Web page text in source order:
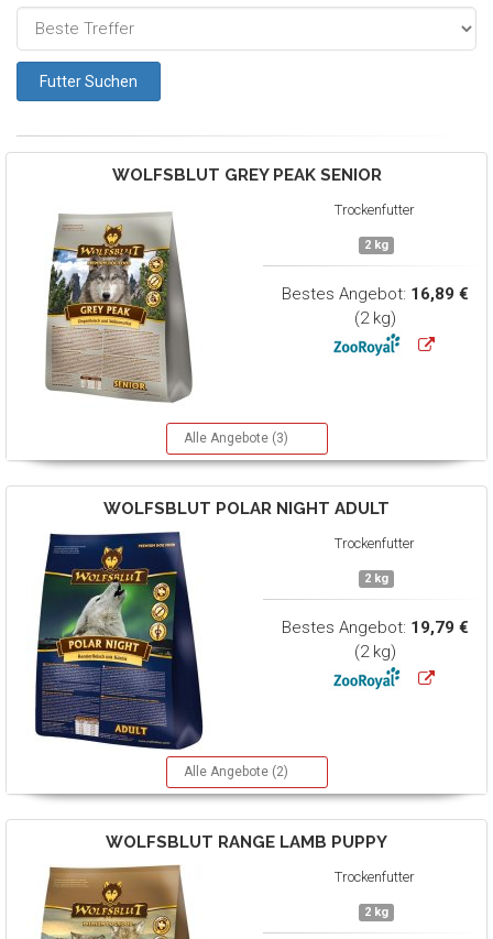
WOLFSBLUT GREY PEAK SENIOR
Trockenfutter
2 kg
Bestes Angebot: 16,89 €
(2 kg)
Alle Angebote (3)
WOLFSBLUT POLAR NIGHT ADULT
Trockenfutter
2 kg
Bestes Angebot: 19,79 €
(2 kg)
Alle Angebote (2)
WOLFSBLUT RANGE LAMB PUPPY
Trockenfutter
2 kg